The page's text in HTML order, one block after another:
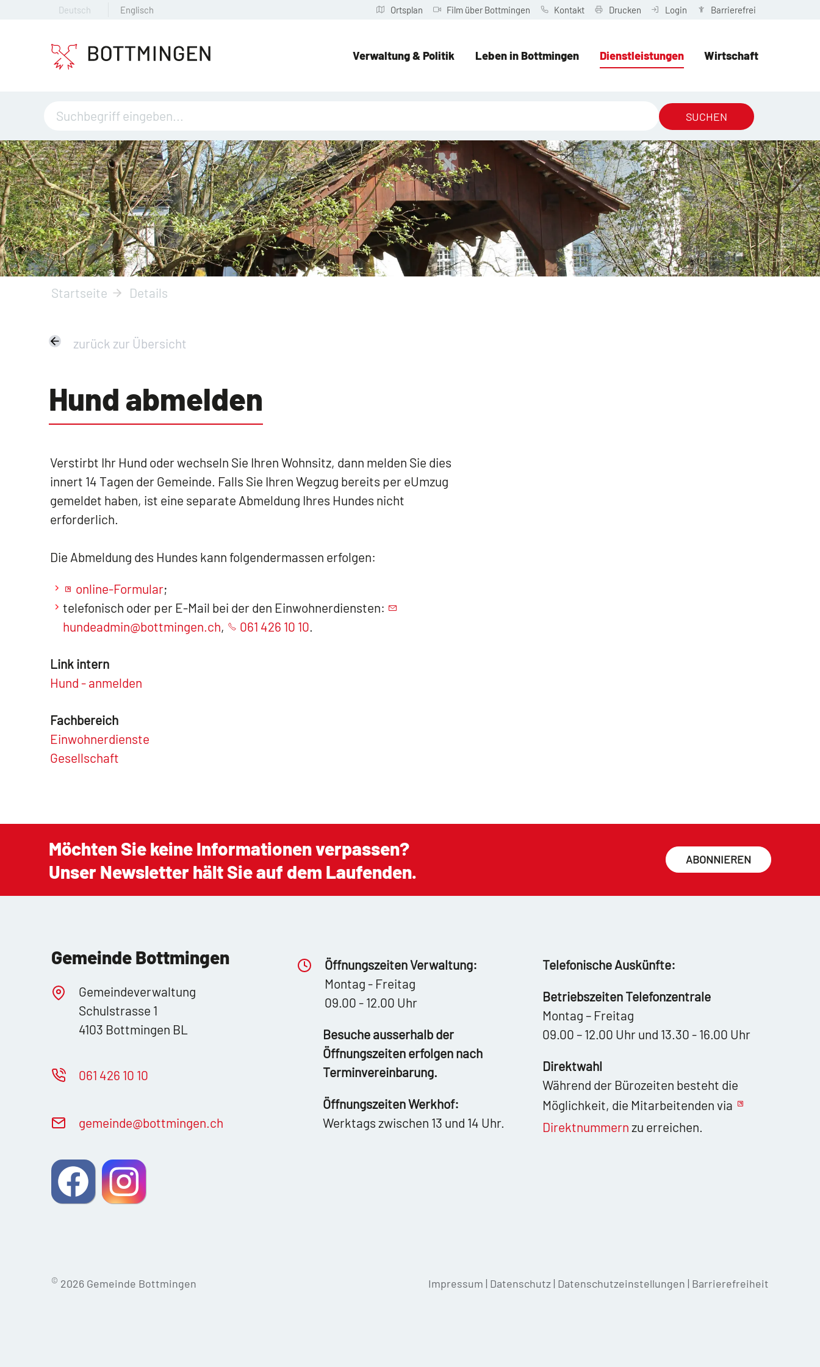
Deutsch Englisch Ortsplan Film über Bottmingen Kontakt Drucken Login Barrierefrei
Verwaltung & Politik Leben in Bottmingen Dienstleistungen Wirtschaft
SUCHEN
Startseite Details
zurück zur Übersicht
Hund abmelden
Verstirbt Ihr Hund oder wechseln Sie Ihren Wohnsitz, dann melden Sie dies
innert 14 Tagen der Gemeinde. Falls Sie Ihren Wegzug bereits per eUmzug
gemeldet haben, ist eine separate Abmeldung Ihres Hundes nicht
erforderlich.
Die Abmeldung des Hundes kann folgendermassen erfolgen:
online-Formular;
telefonisch oder per E-Mail bei der den Einwohnerdiensten:
hundeadmin@bottmingen.ch, 061 426 10 10.
Link intern
Hund - anmelden
Fachbereich
Einwohnerdienste
Gesellschaft
Möchten Sie keine Informationen verpassen?
Unser Newsletter hält Sie auf dem Laufenden.
ABONNIEREN
Gemeinde Bottmingen
Gemeindeverwaltung
Schulstrasse 1
4103 Bottmingen BL
061 426 10 10
g m nd b ttm ng n ch
Öffnungszeiten Verwaltung:
Montag - Freitag
09.00 - 12.00 Uhr
Besuche ausserhalb der
Öffnungszeiten erfolgen nach
Terminvereinbarung.
Öffnungszeiten Werkhof:
Werktags zwischen 13 und 14 Uhr.
Telefonische Auskünfte:
Betriebszeiten Telefonzentrale
Montag – Freitag
09.00 – 12.00 Uhr und 13.30 - 16.00 Uhr
Direktwahl
Während der Bürozeiten besteht die
Möglichkeit, die Mitarbeitenden via
Direktnummern zu erreichen.
© 2026 Gemeinde Bottmingen Impressum | Datenschutz | Datenschutzeinstellungen | Barrierefreiheit